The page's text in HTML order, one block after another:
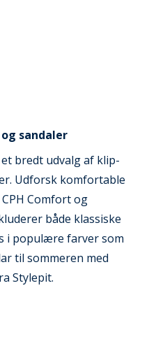
sandaler
bredt udvalg af klip-
Udforsk komfortable
Comfort og
både klassiske
i populære farver som
til sommeren med
Stylepit.